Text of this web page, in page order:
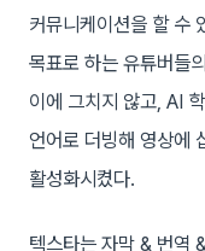
커뮤니케이션을 할 수
목표로 하는 유튜버들
이에 그치지 않고, AI
언어로 더빙해 영상에
활성화시켰다.
텍스타는 자막 & 번역